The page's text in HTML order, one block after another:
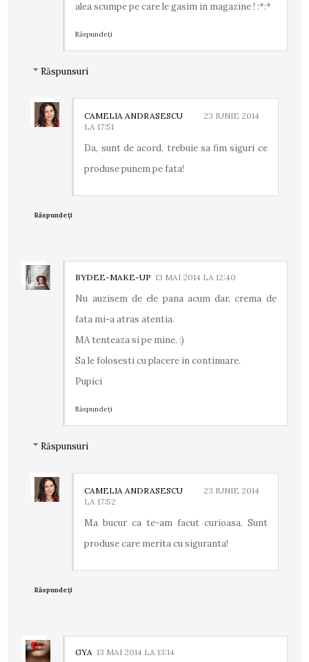
alea scumpe pe care le gasim in magazine ! :*:*
Răspundeți
Răspunsuri
CAMELIA ANDRASESCU
23 IUNIE 2014
LA 17:51
Da, sunt de acord, trebuie sa fim siguri ce
produse punem pe fata!
Răspundeți
BYDEE-MAKE-UP 13 MAI 2014 LA 12:40
Nu auzisem de ele pana acum dar, crema de
fata mi-a atras atentia.
MA tenteaza si pe mine. :)
Sa le folosesti cu placere in continuare.
Pupici
Răspundeți
Răspunsuri
CAMELIA ANDRASESCU
23 IUNIE 2014
LA 17:52
Ma bucur ca te-am facut curioasa. Sunt
produse care merita cu siguranta!
Răspundeți
GYA 13 MAI 2014 LA 13:14